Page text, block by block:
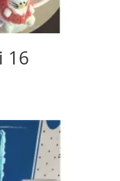
16